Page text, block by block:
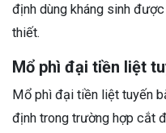
định dùng kháng sinh
thiết.
Mổ phì đại tiền liệt
Mổ phì đại tiền liệt tuyến
định trong trường hợp cắt